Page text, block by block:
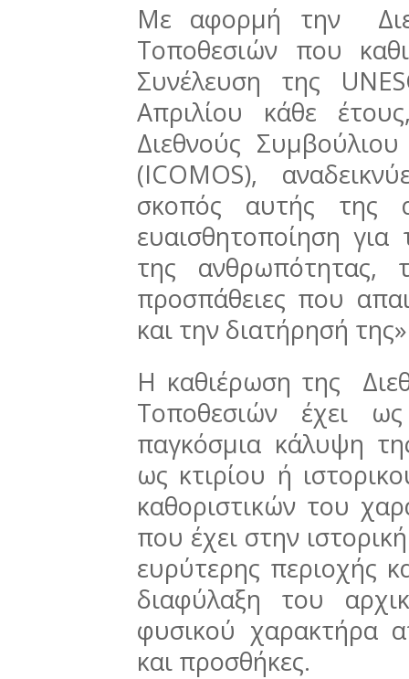
Με αφορμή την
Τοποθεσιών που
Συνέλευση της
Απριλίου κάθε
Διεθνούς
(ICOMOS),
σκοπός αυτής της
ευαισθητοποίηση για
της ανθρωπότητας,
προσπάθειες που
και την διατήρησή
Η καθιέρωση της
Τοποθεσιών έχει
παγκόσμια κάλυψη
ως κτιρίου ή
καθοριστικών του
που έχει στην
ευρύτερης περιοχής
διαφύλαξη του
φυσικού χαρακτήρα
και προσθήκες.